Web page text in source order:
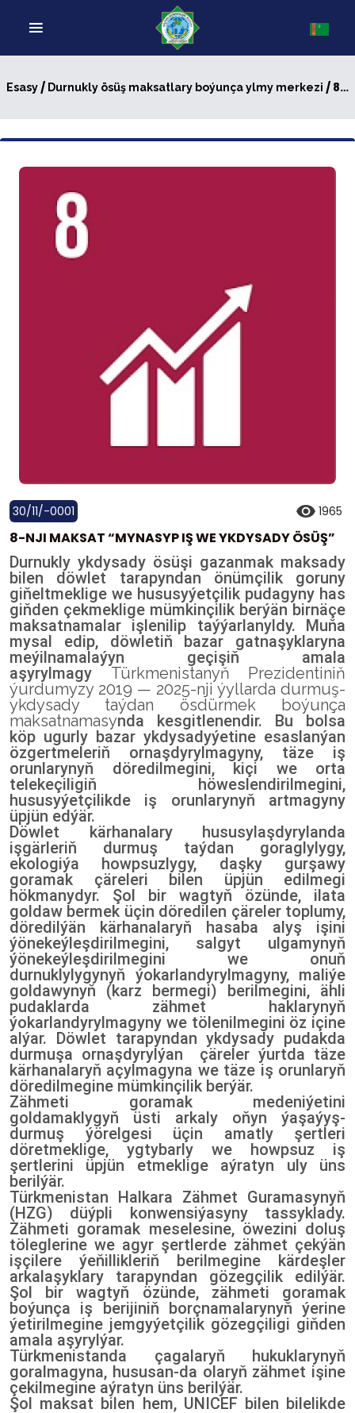
Esasy/ Durnukly ösüş maksatlary boýunça ylmy merkezi / 8-nji maksat “Mynasyp iş we ykdysady ösüş”
30/11/-0001 1965
8-NJI MAKSAT “MYNASYP IŞ WE YKDYSADY ÖSÜŞ”
Durnukly ykdysady ösüşi gazanmak maksady
bilen döwlet tarapyndan önümçilik goruny
giňeltmeklige we hususyýetçilik pudagyny has
giňden çekmeklige mümkinçilik berýän birnäçe
maksatnamalar işlenilip taýýarlanyldy. Muňa
mysal edip, döwletiň bazar gatnaşyklaryna
meýilnamalaýyn geçişiň amala
aşyrylmagy Türkmenistanyň Prezidentiniň
ýurdumyzy 2019 — 2025-nji ýyllarda durmuş-
ykdysady taýdan ösdürmek boýunça
maksatnamasynda kesgitlenendir. Bu bolsa
köp ugurly bazar ykdysadyýetine esaslanýan
özgertmeleriň ornaşdyrylmagyny, täze iş
orunlarynyň döredilmegini, kiçi we orta
telekeçiligiň höweslendirilmegini,
hususyýetçilikde iş orunlarynyň artmagyny
üpjün edýär.
Döwlet kärhanalary hususylaşdyrylanda
işgärleriň durmuş taýdan goraglylygy,
ekologiýa howpsuzlygy, daşky gurşawy
goramak çäreleri bilen üpjün edilmegi
hökmanydyr. Şol bir wagtyň özünde, ilata
goldaw bermek üçin döredilen çäreler toplumy,
döredilýän kärhanalaryň hasaba alyş işini
ýönekeýleşdirilmegini, salgyt ulgamynyň
ýönekeýleşdirilmegini we onuň
durnuklylygynyň ýokarlandyrylmagyny, maliýe
goldawynyň (karz bermegi) berilmegini, ähli
pudaklarda zähmet haklarynyň
ýokarlandyrylmagyny we tölenilmegini öz içine
alýar. Döwlet tarapyndan ykdysady pudakda
durmuşa ornaşdyrylýan çäreler ýurtda täze
kärhanalaryň açylmagyna we täze iş orunlaryň
döredilmegine mümkinçilik berýär.
Zähmeti goramak medeniýetini
goldamaklygyň üsti arkaly oňyn ýaşaýyş-
durmuş ýörelgesi üçin amatly şertleri
döretmeklige, ygtybarly we howpsuz iş
şertlerini üpjün etmeklige aýratyn uly üns
berilýär.
Türkmenistan Halkara Zähmet Guramasynyň
(HZG) düýpli konwensiýasyny tassyklady.
Zähmeti goramak meselesine, öwezini doluş
töleglerine we agyr şertlerde zähmet çekýän
işçilere ýeňillikleriň berilmegine kärdeşler
arkalaşyklary tarapyndan gözegçilik edilýär.
Şol bir wagtyň özünde, zähmeti goramak
boýunça iş berijiniň borçnamalarynyň ýerine
ýetirilmegine jemgyýetçilik gözegçiligi giňden
amala aşyrylýar.
Türkmenistanda çagalaryň hukuklarynyň
goralmagyna, hususan-da olaryň zähmet işine
çekilmegine aýratyn üns berilýär.
Şol maksat bilen hem, UNICEF bilen bilelikde